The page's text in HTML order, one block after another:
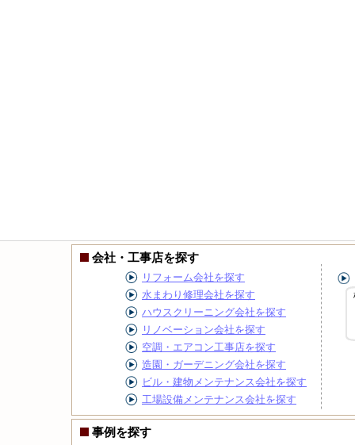
会社・工事店を探す
リフォーム会社を探す
水まわり修理会社を探す
ハウスクリーニング会社を探す
リノベーション会社を探す
空調・エアコン工事店を探す
造園・ガーデニング会社を探す
ビル・建物メンテナンス会社を探す
工場設備メンテナンス会社を探す
事例を探す